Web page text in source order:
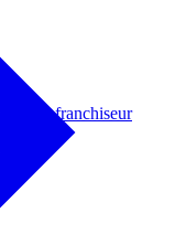
franchiseur